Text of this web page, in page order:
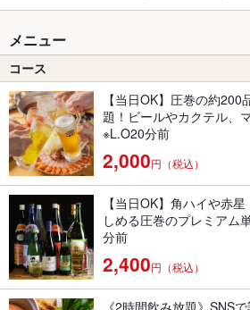
メニュー
コース
【当日OK】圧巻の約
題！ビールやカクテル、
※L.O20分前
2,000円（税込）
【当日OK】角ハイや赤
しめる圧巻のプレミアム
分前
2,400円（税込）
《2時間飲み放題》SNS